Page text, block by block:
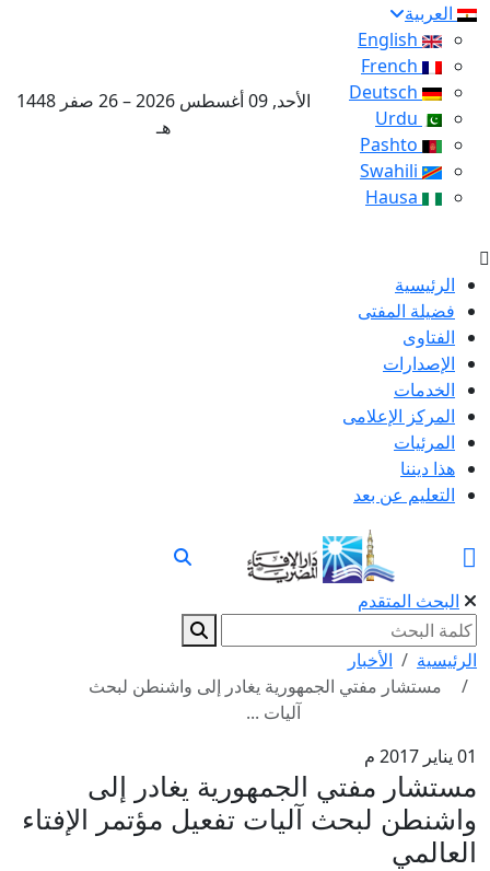
العربية
الأحد, 09 أغسطس 2026 – 26 صفر 1448
هـ
الرئيسية
فضيلة المفتى
الفتاوى
الإصدارات
الخدمات
المركز الإعلامى
المرئيات
هذا ديننا
التعليم عن بعد
البحث المتقدم
الرئيسية
الأخبار
مستشار مفتي الجمهورية يغادر إلى واشنطن لبحث
آليات ...
01 يناير 2017 م
مستشار مفتي الجمهورية يغادر إلى
واشنطن لبحث آليات تفعيل مؤتمر الإفتاء
العالمي